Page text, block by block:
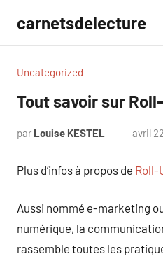
contenu
carnetsdelecture
Uncategorized
Tout savoir sur
par Louise KESTEL avril
Plus d’infos à propos de Roll-
Aussi nommé e-marketing
numérique, la
rassemble toutes les